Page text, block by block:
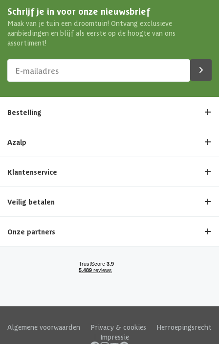
Schrijf je in voor onze nieuwsbrief
Maak van je tuin een droomtuin! Ontvang exclusieve
aanbiedingen en blijf als eerste op de hoogte van ons
assortiment!
Bestelling
Azalp
Klantenservice
Veilig betalen
Onze partners
Algemene voorwaarden Privacy & cookies
Herroepingsrecht
Impressie